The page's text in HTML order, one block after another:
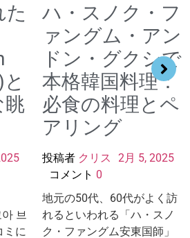
た
眺
브
ミに
ハ・スノク・フ
ァングム・アン
ドン・グクシで
本格韓国料理：
必食の料理とペ
アリング
投稿者 クリス
2月 5, 2025
コメント 0
地元の50代、60代がよく訪
れるといわれる「ハ・スノ
ク・ファングム安東国師」